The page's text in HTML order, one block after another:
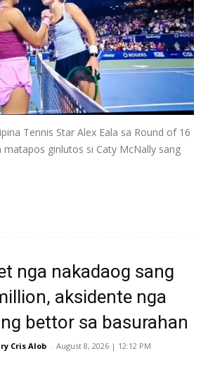
Tennis Star Alex Eala sa Round of 16
matapos ginlutos si Caty McNally sang
nga nakadaog sang
aksidente nga
bettor sa basurahan
Cris Alob - August 8, 2026 | 12:12 PM